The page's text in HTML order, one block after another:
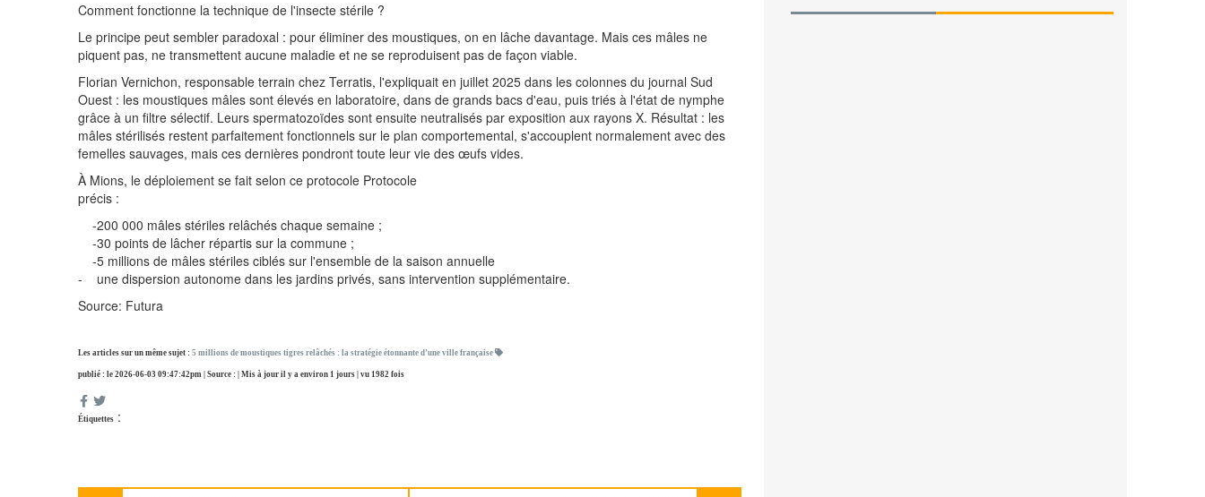
Comment fonctionne la technique de l'insecte stérile ?
Le principe peut sembler paradoxal : pour éliminer des moustiques, on en lâche davantage. Mais ces mâles ne
piquent pas, ne transmettent aucune maladie et ne se reproduisent pas de façon viable.
Florian Vernichon, responsable terrain chez Terratis, l'expliquait en juillet 2025 dans les colonnes du journal Sud
Ouest : les moustiques mâles sont élevés en laboratoire, dans de grands bacs d'eau, puis triés à l'état de nymphe
grâce à un filtre sélectif. Leurs spermatozoïdes sont ensuite neutralisés par exposition aux rayons X. Résultat : les
mâles stérilisés restent parfaitement fonctionnels sur le plan comportemental, s'accouplent normalement avec des
femelles sauvages, mais ces dernières pondront toute leur vie des œufs vides.
À Mions, le déploiement se fait selon ce protocole Protocole
précis :
-200 000 mâles stériles relâchés chaque semaine ;
-30 points de lâcher répartis sur la commune ;
-5 millions de mâles stériles ciblés sur l'ensemble de la saison annuelle
- une dispersion autonome dans les jardins privés, sans intervention supplémentaire.
Source: Futura
Les articles sur un même sujet : 5 millions de moustiques tigres relâchés : la stratégie étonnante d’une ville française
publié : le 2026-06-03 09:47:42pm | Source : | Mis à jour il y a environ 1 jours | vu 1982 fois
Étiquettes :